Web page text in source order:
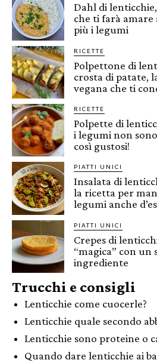
Dahl di
che ti farà amare
più i legumi
RICETTE
Polpettone di
crosta di patate,
vegana che ti
RICETTE
Polpette di
i legumi non
così gustosi!
PIATTI UNICI
Insalata di
la ricetta per
legumi anche
PIATTI UNICI
Crepes di
“magica” con un
ingrediente
Trucchi e consigli
Lenticchie come cuocerle?
Lenticchie quale secondo
Lenticchie sono proteine o
Quando dare lenticchie ai